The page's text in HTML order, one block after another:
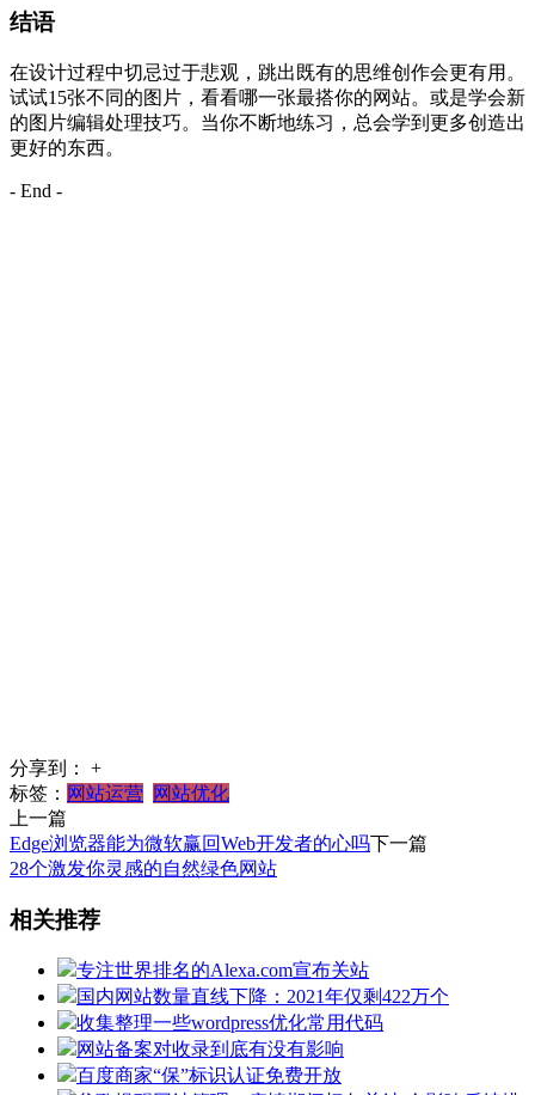
结语
在设计过程中切忌过于悲观，跳出既有的思维创作会更有用。
试试15张不同的图片，看看哪一张最搭你的网站。或是学会新
的图片编辑处理技巧。当你不断地练习，总会学到更多创造出
更好的东西。
- End -
分享到：
+
标签： 网站运营 网站优化
上一篇
Edge浏览器能为微软赢回Web开发者的心吗下一篇
28个激发你灵感的自然绿色网站
相关推荐
专注世界排名的Alexa.com宣布关站
国内网站数量直线下降：2021年仅剩422万个
收集整理一些wordpress优化常用代码
网站备案对收录到底有没有影响
百度商家“保”标识认证免费开放